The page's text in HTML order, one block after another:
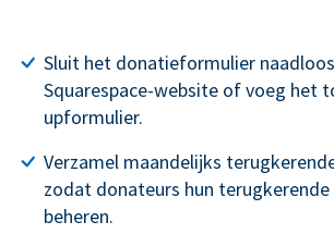
Sluit het donatieformulier
Squarespace-website of voeg het
upformulier.
Verzamel maandelijks
zodat donateurs hun terugkerende
beheren.